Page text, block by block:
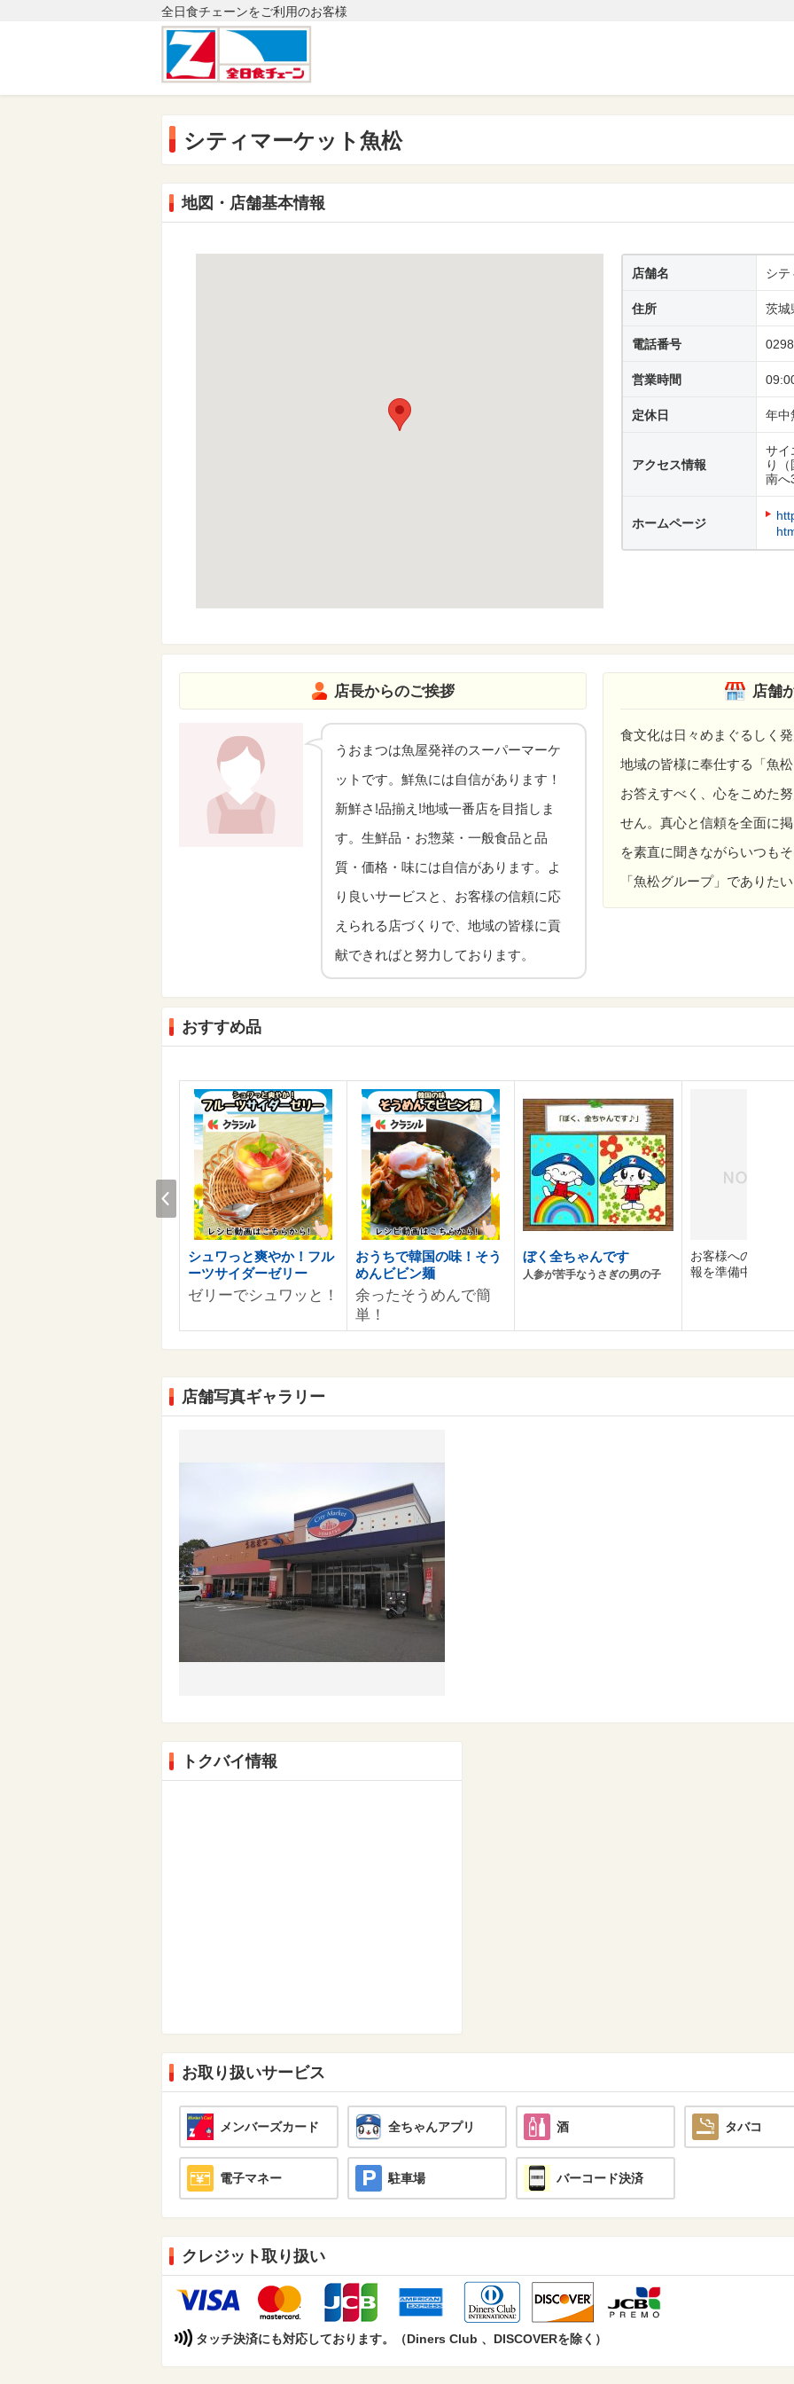
全日食チェーンをご利用のお客様
シティマーケット魚松
地図・店舗基本情報
店舗名 シテ
住所 茨城
電話番号
営業時間
定休日 年中
アクセス情報
サイ
り
南へ
ホームページ
店長からのご挨拶
うおまつは魚屋発祥のスーパーマーケ
ットです。鮮魚には自信があります！
新鮮さ!品揃え!地域一番店を目指しま
す。生鮮品・お惣菜・一般食品と品
質・価格・味には自信があります。よ
り良いサービスと、お客様の信頼に応
えられる店づくりで、地域の皆様に貢
献できればと努力しております。
店舗
食文化は日々めまぐるしく
地域の皆様に奉仕する「魚
お答えすべく、心をこめた
せん。真心と信頼を全面に
を素直に聞きながらいつも
「魚松グループ」でありた
おすすめ品
シュワっと爽やか！フル
ーツサイダーゼリー
ゼリーでシュワッと！
おうちで韓国の味！そう
めんビビン麺
余ったそうめんで簡
単！
ぼく全ちゃんです
人参が苦手なうさぎの男の子
お客様へのおすす
報を準備中です。
Prev
店舗写真ギャラリー
トクバイ情報
お取り扱いサービス
メンバーズカード 全ちゃんアプリ 酒 タバコ
電子マネー 駐車場 バーコード決済
クレジット取り扱い
タッチ決済にも対応しております。（Diners Club 、DISCOVERを除く）